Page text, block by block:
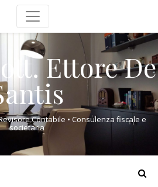
Ettore De
Contabile • Consulenza fiscale e
societaria